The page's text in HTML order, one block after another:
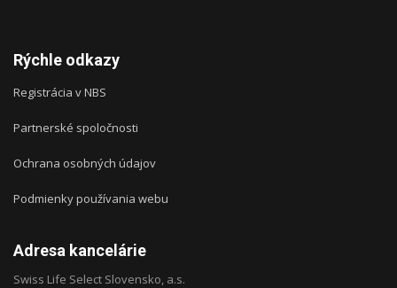
Rýchle odkazy
Registrácia v NBS
Partnerské spoločnosti
Ochrana osobných údajov
Podmienky používania webu
Adresa kancelárie
Swiss Life Select Slovensko, a.s.